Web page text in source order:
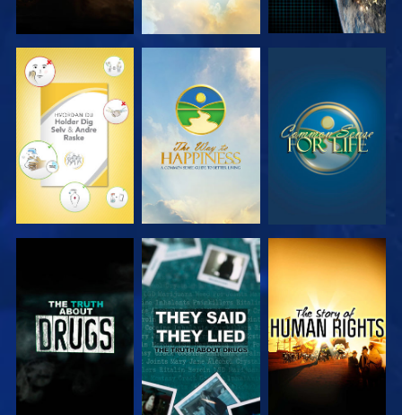
SE SE SE
SE SE